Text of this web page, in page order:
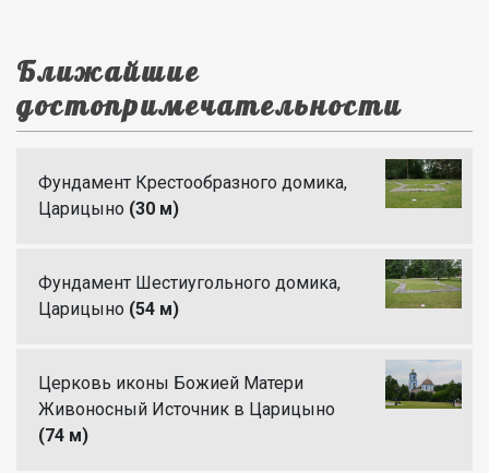
Ближайшие
достопримечательности
Фундамент Крестообразного домика,
Царицыно (30 м)
Фундамент Шестиугольного домика,
Царицыно (54 м)
Церковь иконы Божией Матери
Живоносный Источник в Царицыно
(74 м)